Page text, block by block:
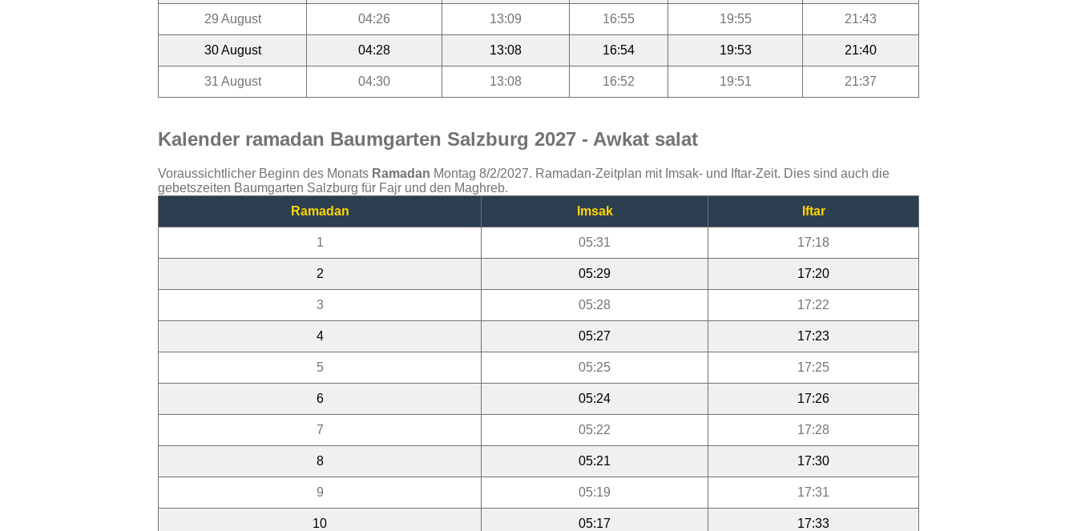
29 August 04:26 13:09 16:55 19:55 21:43
30 August 04:28 13:08 16:54 19:53 21:40
31 August 04:30 13:08 16:52 19:51 21:37
Kalender ramadan Baumgarten Salzburg 2027 - Awkat salat
Voraussichtlicher Beginn des Monats Ramadan Montag 8/2/2027. Ramadan-Zeitplan mit Imsak- und Iftar-Zeit. Dies sind auch die
gebetszeiten Baumgarten Salzburg für Fajr und den Maghreb.
Ramadan
Imsak Iftar
1 05:31 17:18
2 05:29 17:20
3 05:28 17:22
4 05:27 17:23
5 05:25 17:25
6 05:24 17:26
7 05:22 17:28
8 05:21 17:30
9 05:19 17:31
10 05:17 17:33